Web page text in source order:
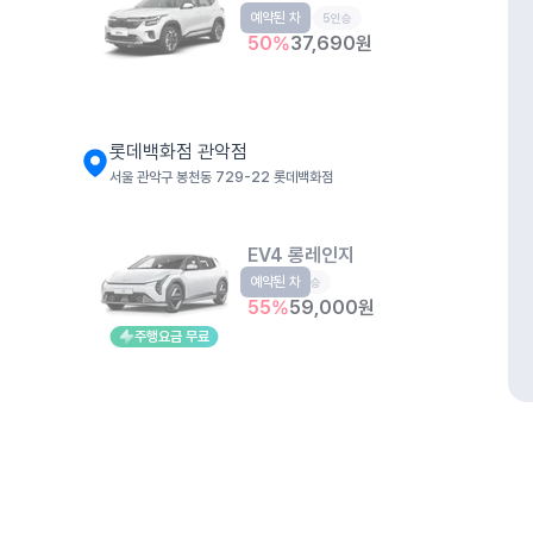
소형SUV 5인승
50%37,690원
예약된 차
롯데백화점 관악점
서울 관악구 봉천동 729-22 롯데백화점
주행요금 무료
EV4 롱레인지
EV 5인승
55%59,000원
예약된 차